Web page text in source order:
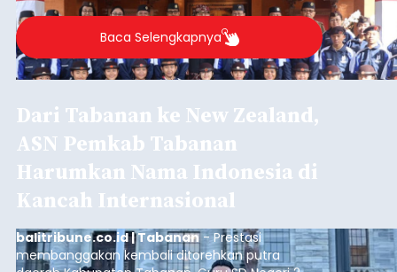
Baca Selengkapnya
Dari Tabanan ke New Zealand,
ASN Pemkab Tabanan
Harumkan Nama Indonesia di
Kancah Internasional
balitribune.co.id | Tabanan- Prestasi
membanggakan kembali ditorehkan putra